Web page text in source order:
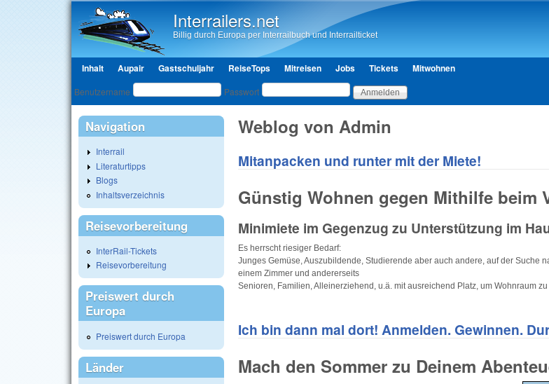
Interrailers.net
Billig durch Europa per Interrailbuch und Interrailticket
Hauptmenü
Inhalt Aupair Gastschuljahr ReiseTops Mitreisen Jobs Tickets Mitwohnen
Benutzeranmeldung
Benutzername Passwort
Weblog von Admin
Mitanpacken und runter mit der Miete!
Günstig Wohnen gegen Mithilfe beim
Minimiete im Gegenzug zu Unterstützung im
Es herrscht riesig er Bedarf:
Junges Gemüse, Auszubildende, Studierende aber auch andere, auf der Suche
einem Zimmer und andererseits
Senioren, Familien, Alleinerziehend, u.ä. mit ausreichend Platz, um Wohnraum
Ich bin dann mal dort! Anmelden. Gewinnen.
Mach den Sommer zu Deinem
Navigation
Interrail
Literaturtipps
Blogs
Inhaltsverzeichnis
Reisevorbereitung
InterRail-Tickets
Reisevorbereitung
Preiswert durch
Europa
Preiswert durch Europa
Länder